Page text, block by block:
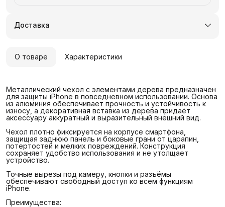
Доставка
О товаре Характеристики
Металлический чехол с элементами дерева предназначен
для защиты iPhone в повседневном использовании. Основа
из алюминия обеспечивает прочность и устойчивость к
износу, а декоративная вставка из дерева придаёт
аксессуару аккуратный и выразительный внешний вид.
Чехол плотно фиксируется на корпусе смартфона,
защищая заднюю панель и боковые грани от царапин,
потертостей и мелких повреждений. Конструкция
сохраняет удобство использования и не утолщает
устройство.
Точные вырезы под камеру, кнопки и разъёмы
обеспечивают свободный доступ ко всем функциям
iPhone.
Преимущества: